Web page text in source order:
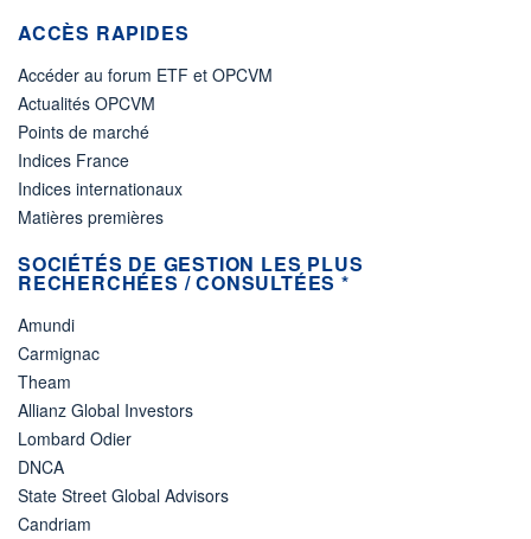
ACCÈS RAPIDES
Accéder au forum ETF et OPCVM
Actualités OPCVM
Points de marché
Indices France
Indices internationaux
Matières premières
SOCIÉTÉS DE GESTION LES PLUS
RECHERCHÉES / CONSULTÉES *
Amundi
Carmignac
Theam
Allianz Global Investors
Lombard Odier
DNCA
State Street Global Advisors
Candriam